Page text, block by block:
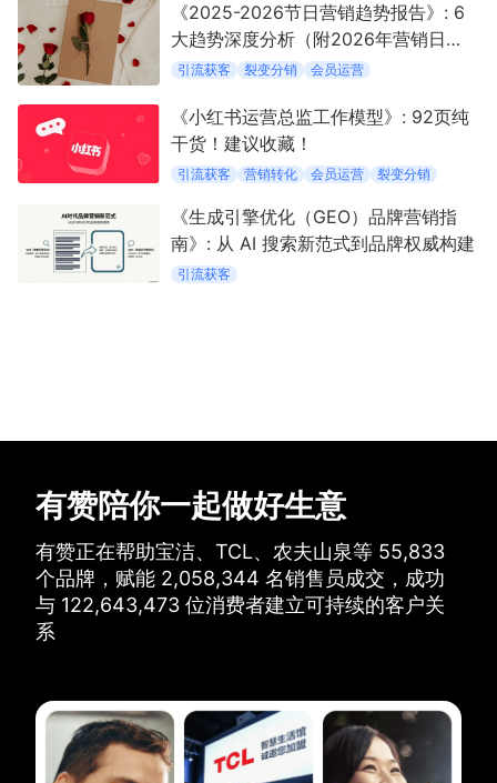
《2025-2026节日营销趋势报告》: 6
大趋势深度分析（附2026年营销日
历）
引流获客 裂变分销 会员运营
《小红书运营总监工作模型》: 92页纯
干货！建议收藏！
引流获客 营销转化 会员运营 裂变分销
《生成引擎优化（GEO）品牌营销指
南》: 从 AI 搜索新范式到品牌权威构建
引流获客
有赞陪你一起做好生意
有赞正在帮助宝洁、TCL、农夫山泉等 55,833
个品牌， 赋能 2,058,344 名销售员成交， 成功
与 122,643,473 位消费者建立可持续的客户关
系